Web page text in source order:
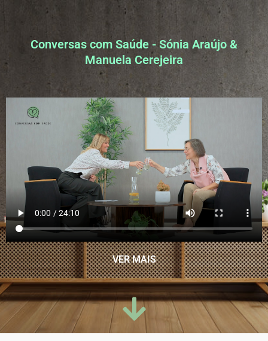
Conversas com Saúde - Sónia Araújo &
Manuela Cerejeira
VER MAIS